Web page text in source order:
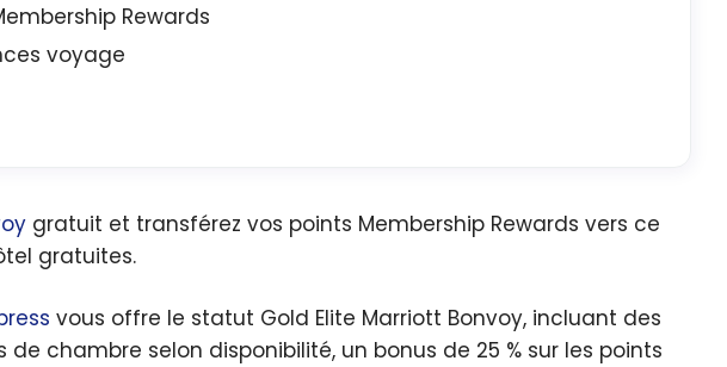
Rewards
voyage
gratuit et transférez vos points Membership Rewards vers ce
gratuites.
vous offre le statut Gold Elite Marriott Bonvoy, incluant des
chambre selon disponibilité, un bonus de 25 % sur les points